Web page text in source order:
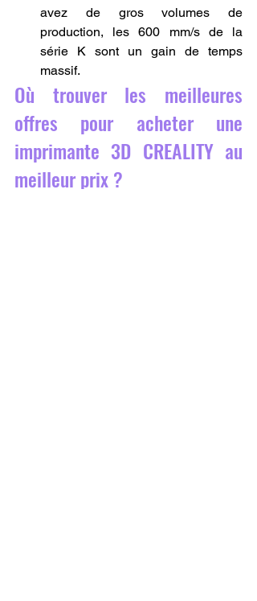
avez de gros volumes de
production, les 600 mm/s de la
série K sont un gain de temps
massif.
Où trouver les meilleures
offres pour acheter une
imprimante 3D CREALITY au
meilleur prix ?